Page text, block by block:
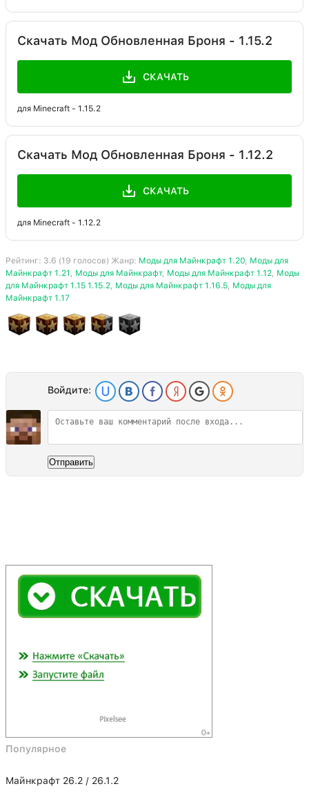
Скачать Мод Обновленная Броня - 1.15.2
СКАЧАТЬ
для Minecraft - 1.15.2
Скачать Мод Обновленная Броня - 1.12.2
СКАЧАТЬ
для Minecraft - 1.12.2
Рейтинг: 3.6 (19 голосов) Жанр: Моды для Майнкрафт 1.20 Моды для
Майнкрафт 1.21
Моды для Майнкрафт, Моды для Майнкрафт 1.12 Моды
для Майнкрафт 1.15 1.15.2 Моды для Майнкрафт 1.16.5 Моды для
Майнкрафт 1.17
Войдите:
Отправить
Популярное
Майнкрафт 26.2 / 26.1.2